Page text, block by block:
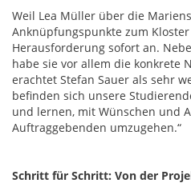
Weil Lea Müller über die
Anknüpfungspunkte zum
Herausforderung sofort an.
habe sie vor allem die konkrete
erachtet Stefan Sauer als sehr
befinden sich unsere
und lernen, mit Wünschen und
Auftraggebenden umzugehen.“
Schritt für Schritt: Von der